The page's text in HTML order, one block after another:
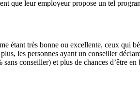
leur employeur propose un tel
étant très bonne ou excellente, ceux qui
les personnes ayant un conseiller
conseiller) et plus de chances d’être